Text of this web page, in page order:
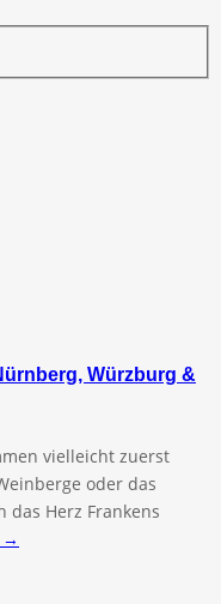
Würzburg &
vielleicht zuerst
oder das
das Herz Frankens
→